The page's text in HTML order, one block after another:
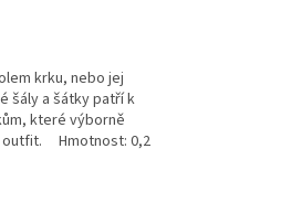
krku, nebo jej
šály a šátky patří k
které výborně
outfit. Hmotnost: 0,2